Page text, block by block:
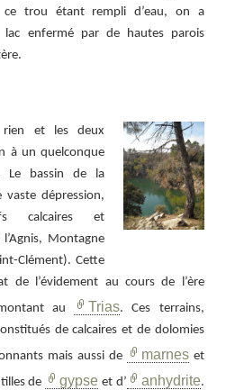
ce trou étant rempli d’eau, on a
lac enfermé par de hautes parois
rien et les deux
à un quelconque
Le bassin de la
vaste dépression,
calcaires et
Montagne
Clément). Cette
de l’évidement au cours de l’ère
au
Trias. Ces terrains,
de calcaires et de dolomies
mais aussi de
marneset
de gypse et d’ anhydrite.